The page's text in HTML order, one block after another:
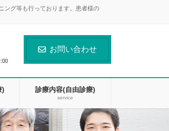
ング等も行っております。患者様の
お問い合わせ
) 診療内容(自由診療)
service